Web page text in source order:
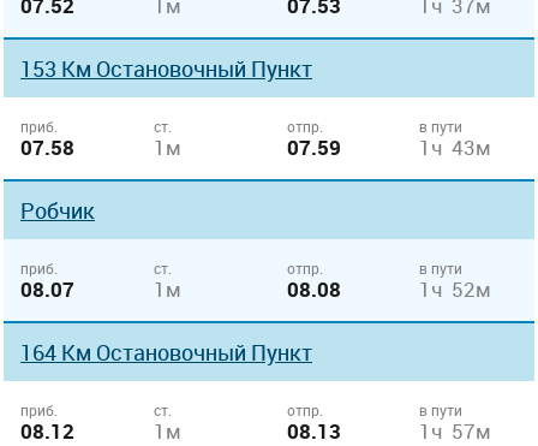
153 Км Остановочный Пункт
приб.
07.58
ст.
1м
отпр.
07.59
в пути
1ч 43м
Робчик
приб.
08.07
ст.
1м
отпр.
08.08
в пути
1ч 52м
164 Км Остановочный Пункт
приб.
08.12
ст.
1м
отпр.
08.13
в пути
1ч 57м